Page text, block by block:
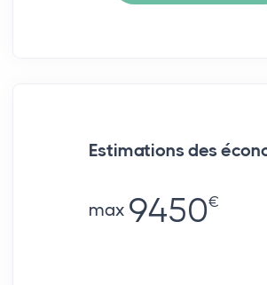
Estimations des
max 9450€